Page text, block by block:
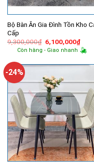
Bộ Bàn Ăn Gia Đình Tồn Kho
Cấp
9,300,000₫ Giá
gốc
là:
6,100,000₫Giá
hiện
tại
Còn hàng - Giao nhanh
-24%